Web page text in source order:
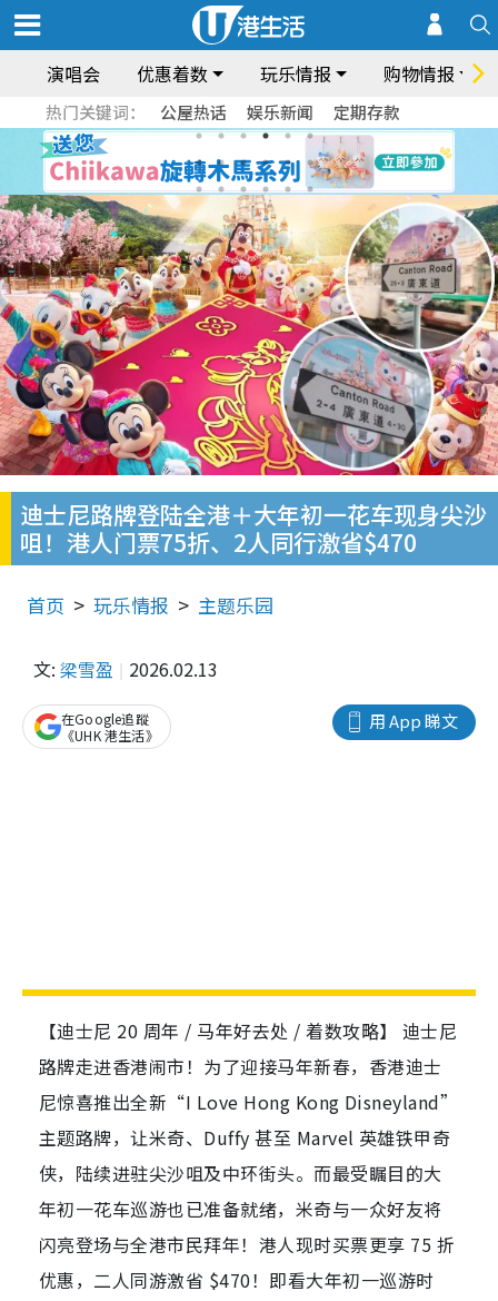
演唱会 优惠着数 玩乐情报 购物情报
热门关键词： 公屋热话 娱乐新闻 定期存款
迪士尼路牌登陆全港＋大年初一花车现身尖沙
咀！港人门票75折、2人同行激省$470
首页 玩乐情报 主题乐园
文: 梁雪盈 2026.02.13
用 App 睇文
在Google追蹤
《UHK 港生活》
【迪士尼 20 周年 / 马年好去处 / 着数攻略】 迪士尼
路牌走进香港闹市！为了迎接马年新春，香港迪士
尼惊喜推出全新“I Love Hong Kong Disneyland”
主题路牌，让米奇、Duffy 甚至 Marvel 英雄铁甲奇
侠，陆续进驻尖沙咀及中环街头。而最受瞩目的大
年初一花车巡游也已准备就绪，米奇与一众好友将
闪亮登场与全港市民拜年！港人现时买票更享 75 折
优惠，二人同游激省 $470！即看大年初一巡游时